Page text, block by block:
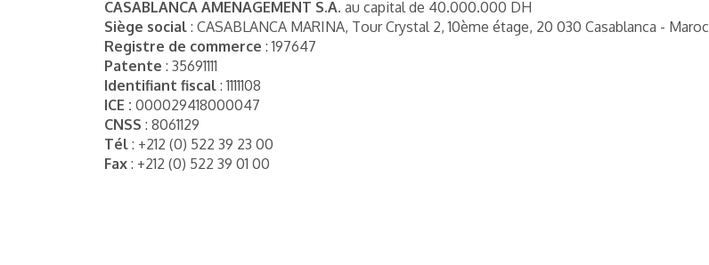
CASABLANCA AMENAGEMENT S.A. au capital de 40.000.000 DH
Siège social : CASABLANCA MARINA, Tour Crystal 2, 10ème étage, 20 030 Casablanca - Maroc
Registre de commerce : 197647
Patente : 35691111
Identifiant fiscal : 1111108
ICE : 000029418000047
CNSS : 8061129
Tél : +212 (0) 522 39 23 00
Fax : +212 (0) 522 39 01 00